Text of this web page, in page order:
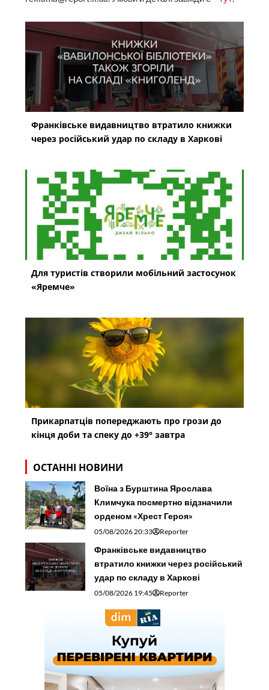
Франківське видавництво втратило книжки
через російський удар по складу в Харкові
Для туристів створили мобільний застосунок
«Яремче»
Прикарпатців попереджають про грози до
кінця доби та спеку до +39° завтра
ОСТАННІ НОВИНИ
Воїна з Бурштина Ярослава
Климчука посмертно відзначили
орденом «Хрест Героя»
05/08/2026 20:33 Reporter
Франківське видавництво
втратило книжки через російський
удар по складу в Харкові
05/08/2026 19:45 Reporter